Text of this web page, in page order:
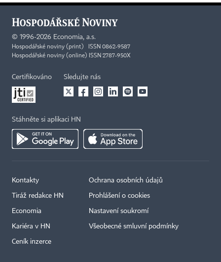
© 1996-2026 Economia, a.s.
Hospodářské noviny (print) ISSN 0862-9587
Hospodářské noviny (online) ISSN 2787-950X
Certifikováno Sledujte nás
Stáhněte si aplikaci HN
Kontakty
Tiráž redakce HN
Economia
Kariéra v HN
Ceník inzerce
Ochrana osobních údajů
Prohlášení o cookies
Nastavení soukromí
Všeobecné smluvní podmínky